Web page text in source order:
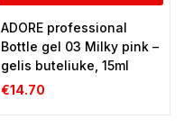
ADORE professional
Bottle gel 03 Milky pink –
gelis buteliuke, 15ml
€14.70